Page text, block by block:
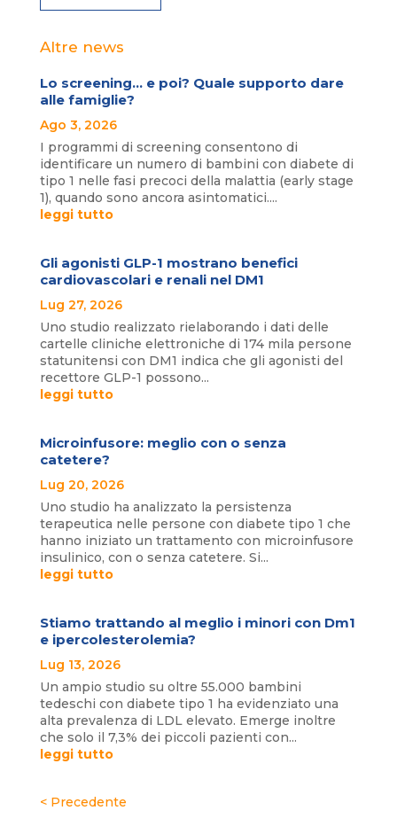
Altre news
Lo screening… e poi? Quale supporto dare
alle famiglie?
Ago 3, 2026
I programmi di screening consentono di
identificare un numero di bambini con diabete di
tipo 1 nelle fasi precoci della malattia (early stage
1), quando sono ancora asintomatici....
leggi tutto
Gli agonisti GLP-1 mostrano benefici
cardiovascolari e renali nel DM1
Lug 27, 2026
Uno studio realizzato rielaborando i dati delle
cartelle cliniche elettroniche di 174 mila persone
statunitensi con DM1 indica che gli agonisti del
recettore GLP-1 possono...
leggi tutto
Microinfusore: meglio con o senza
catetere?
Lug 20, 2026
Uno studio ha analizzato la persistenza
terapeutica nelle persone con diabete tipo 1 che
hanno iniziato un trattamento con microinfusore
insulinico, con o senza catetere. Si...
leggi tutto
Stiamo trattando al meglio i minori con Dm1
e ipercolesterolemia?
Lug 13, 2026
Un ampio studio su oltre 55.000 bambini
tedeschi con diabete tipo 1 ha evidenziato una
alta prevalenza di LDL elevato. Emerge inoltre
che solo il 7,3% dei piccoli pazienti con...
leggi tutto